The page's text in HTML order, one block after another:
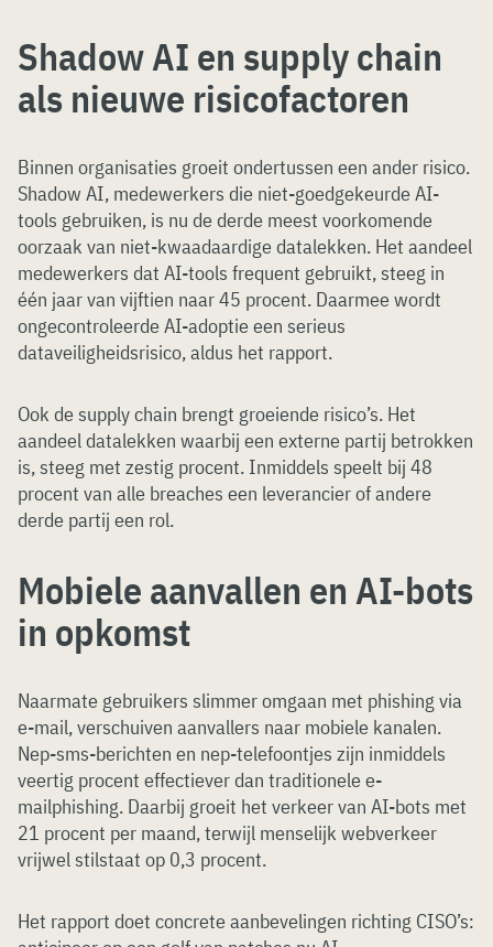
Shadow AI en supply chain
als nieuwe risicofactoren
Binnen organisaties groeit ondertussen een ander risico.
Shadow AI, medewerkers die niet-goedgekeurde AI-
tools gebruiken, is nu de derde meest voorkomende
oorzaak van niet-kwaadaardige datalekken. Het aandeel
medewerkers dat AI-tools frequent gebruikt, steeg in
één jaar van vijftien naar 45 procent. Daarmee wordt
ongecontroleerde AI-adoptie een serieus
dataveiligheidsrisico, aldus het rapport.
Ook de supply chain brengt groeiende risico’s. Het
aandeel datalekken waarbij een externe partij betrokken
is, steeg met zestig procent. Inmiddels speelt bij 48
procent van alle breaches een leverancier of andere
derde partij een rol.
Mobiele aanvallen en AI-bots
in opkomst
Naarmate gebruikers slimmer omgaan met phishing via
e-mail, verschuiven aanvallers naar mobiele kanalen.
Nep-sms-berichten en nep-telefoontjes zijn inmiddels
veertig procent effectiever dan traditionele e-
mailphishing. Daarbij groeit het verkeer van AI-bots met
21 procent per maand, terwijl menselijk webverkeer
vrijwel stilstaat op 0,3 procent.
Het rapport doet concrete aanbevelingen richting CISO’s: